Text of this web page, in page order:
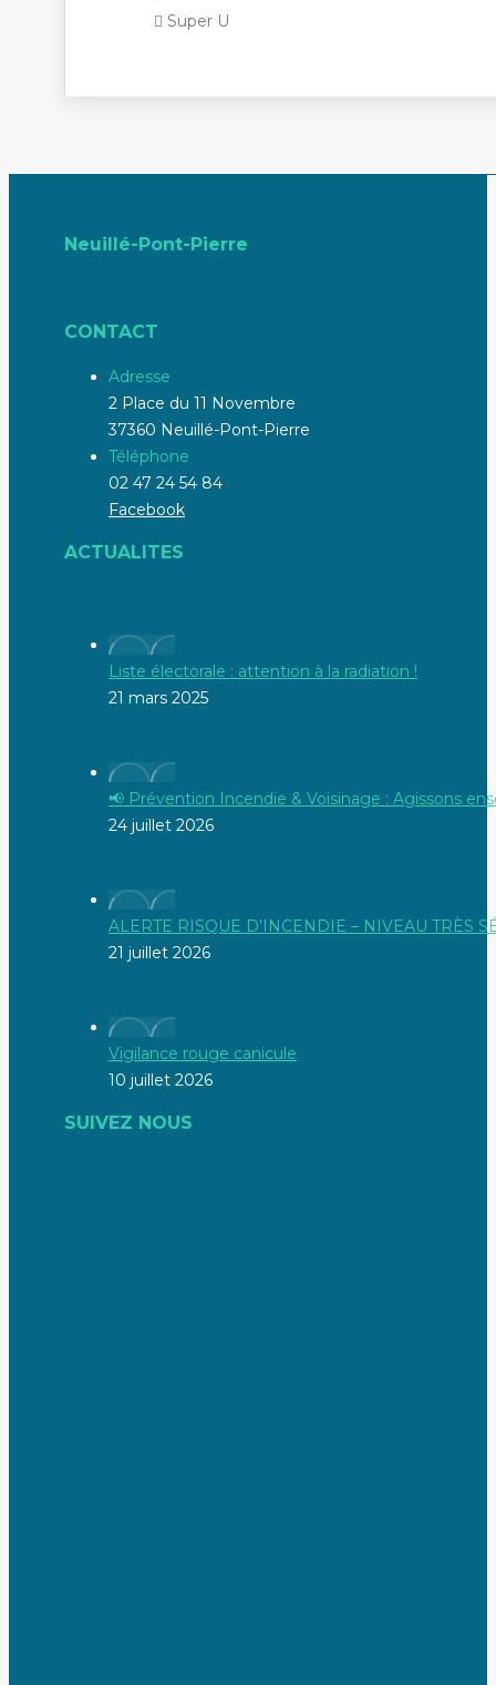
Super U
Neuillé-Pont-Pierre
CONTACT
Adresse
2 Place du 11 Novembre
37360 Neuillé-Pont-Pierre
Téléphone
02 47 24 54 84
Facebook
ACTUALITES
Liste électorale : attention à la radiation !
21 mars 2025
📢 Prévention Incendie & Voisinage : Agissons
24 juillet 2026
ALERTE RISQUE D’INCENDIE – NIVEAU TRÈS
21 juillet 2026
Vigilance rouge canicule
10 juillet 2026
SUIVEZ NOUS